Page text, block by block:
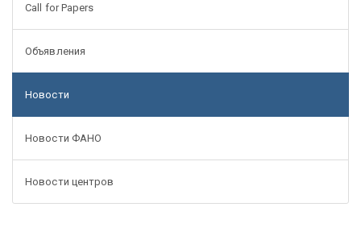
Call for Papers
Объявления
Новости
Новости ФАНО
Новости центров